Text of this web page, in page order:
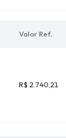
Valor Ref.
R$ 2.740,21